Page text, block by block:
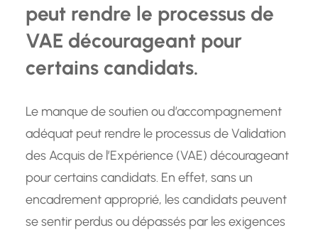
peut rendre le processus de
VAE décourageant pour
certains candidats.
Le manque de soutien ou d’accompagnement
adéquat peut rendre le processus de Validation
des Acquis de l’Expérience (VAE) décourageant
pour certains candidats. En effet, sans un
encadrement approprié, les candidats peuvent
se sentir perdus ou dépassés par les exigences